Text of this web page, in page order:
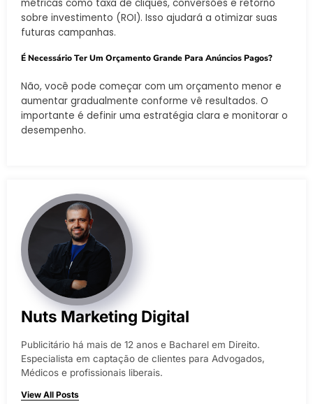
métricas como taxa de cliques, conversões e retorno
sobre investimento (ROI). Isso ajudará a otimizar suas
futuras campanhas.
É Necessário Ter Um Orçamento Grande Para Anúncios Pagos?
Não, você pode começar com um orçamento menor e
aumentar gradualmente conforme vê resultados. O
importante é definir uma estratégia clara e monitorar o
desempenho.
Nuts Marketing Digital
Publicitário há mais de 12 anos e Bacharel em Direito.
Especialista em captação de clientes para Advogados,
Médicos e profissionais liberais.
View All Posts